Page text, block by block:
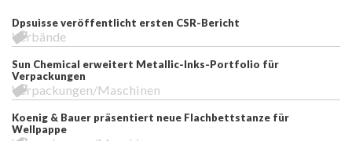
Dpsuisse veröffentlicht ersten CSR-Bericht
Verbände
Sun Chemical erweitert Metallic-Inks-Portfolio für
Verpackungen
Verpackungen/Maschinen
Koenig & Bauer präsentiert neue Flachbettstanze für
Wellpappe